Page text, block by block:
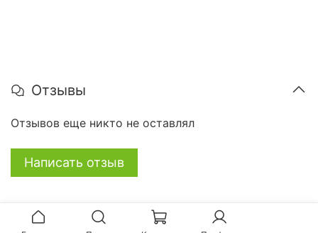
Отзывы
Отзывов еще никто не оставлял
Написать отзыв